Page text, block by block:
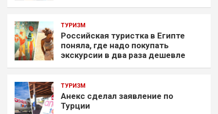
ТУРИЗМ
Российская туристка в Египте
поняла, где надо покупать
экскурсии в два раза дешевле
ТУРИЗМ
Анекс сделал заявление по
Турции